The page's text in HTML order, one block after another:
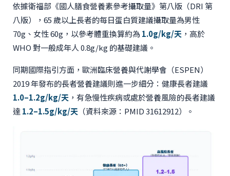
依據衛福部《國人膳食營養素參考攝取量》第八版（DRI 第
八版），65 歲以上長者的每日蛋白質建議攝取量為男性
70g、女性 60g，以參考體重換算約為1.0g/kg/天 ，高於
WHO 對一般成年人 0.8g/kg 的基礎建議。
同期國際指引方面，歐洲臨床營養與代謝學會（ESPEN）
2019 年發布的長者營養建議則進一步細分：健康長者建議
1.0–1.2g/kg/天 ，有急慢性疾病或處於營養風險的長者建議
達1.2–1.5g/kg/天 （資料來源：PMID 31612912）。